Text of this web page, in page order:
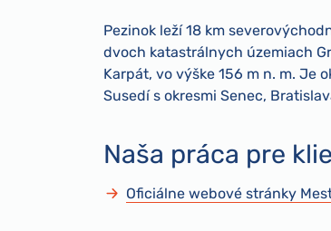
Pezinok leží 18 km
dvoch katastrálnych územiach
Karpát, vo výške 156 m n. m. Je
Susedí s okresmi Senec,
Naša práca pre
Oficiálne webové stránky